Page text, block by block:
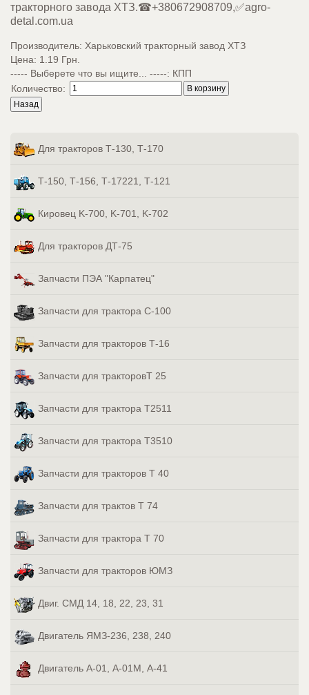
тракторного завода ХТЗ.☎+380672908709,✅agro-
detal.com.ua
Производитель: Харьковский тракторный завод ХТЗ
Цена: 1.19 Грн.
----- Выберете что вы ищите... -----: КПП
Количество:
Для тракторов Т-130, Т-170
Т-150, Т-156, Т-17221, Т-121
Кировец K-700, K-701, K-702
Для тракторов ДТ-75
Запчасти ПЭА "Карпатец"
Запчасти для трактора С-100
Запчасти для тракторов Т-16
Запчасти для тракторовТ 25
Запчасти для трактора Т2511
Запчасти для трактора Т3510
Запчасти для тракторов Т 40
Запчасти для трактов Т 74
Запчасти для трактора Т 70
Запчасти для тракторов ЮМЗ
Двиг. СМД 14, 18, 22, 23, 31
Двигатель ЯМЗ-236, 238, 240
Двигатель А-01, А-01М, А-41